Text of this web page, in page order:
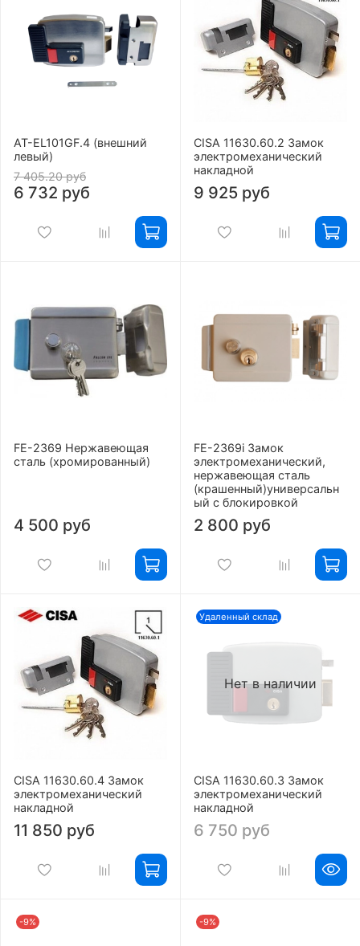
AT-EL101GF.4 (внешний
левый)
7 405.20 руб
6 732 руб
CISA 11630.60.2 Замок
электромеханический
накладной
9 925 руб
FE-2369 Нержавеющая
сталь (хромированный)
4 500 руб
FE-2369i Замок
электромеханический,
нержавеющая сталь
(крашенный)универсальн
ый с блокировкой
2 800 руб
CISA 11630.60.4 Замок
электромеханический
накладной
11 850 руб
Нет в наличии
Удаленный склад
CISA 11630.60.3 Замок
электромеханический
накладной
6 750 руб
-9% -9%